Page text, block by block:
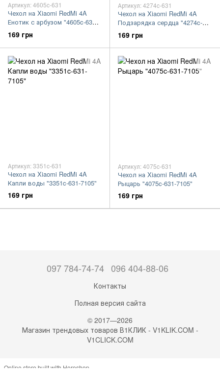
Артикул: 4605c-631
Чехол на Xiaomi RedMi 4A
Енотик с арбузом "4605c-631-
7105"
169 грн
Артикул: 4274c-631
Чехол на Xiaomi RedMi 4A
Подзарядка сердца "4274c-
631-7105"
169 грн
Артикул: 3351c-631
Чехол на Xiaomi RedMi 4A
Капли воды "3351c-631-7105"
169 грн
Артикул: 4075c-631
Чехол на Xiaomi RedMi 4A
Рыцарь "4075c-631-7105"
169 грн
097 784-74-74 096 404-88-06
Контакты
Полная версия сайта
© 2017—2026
Магазин трендовых товаров В1КЛИК - V1KLIK.COM -
V1CLICK.COM
Online store built with Horoshop